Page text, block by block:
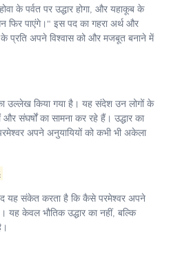
के पर्वत पर उद्धार होगा, और यहाकूब के
फिर पाएंगे।" इस पद का गहरा अर्थ और
के प्रति अपने विश्वास को और मजबूत बनाने में
उल्लेख किया गया है। यह संदेश उन लोगों के
संघर्षों का सामना कर रहे हैं। उद्धार का
अपने अनुयायियों को कभी भी अकेला
यह संकेत करता है कि कैसे परमेश्वर अपने
यह केवल भौतिक उद्धार का नहीं, बल्कि